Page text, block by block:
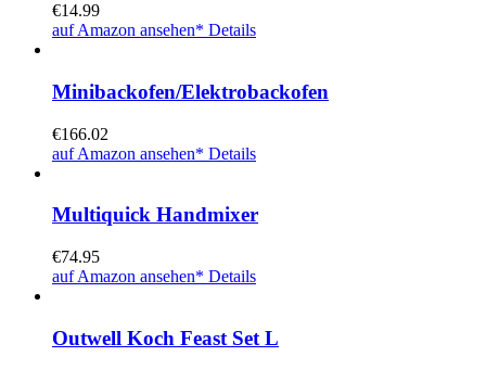
€14.99
auf Amazon ansehen* Details
Minibackofen/Elektrobackofen
€166.02
auf Amazon ansehen* Details
Multiquick Handmixer
€74.95
auf Amazon ansehen* Details
Outwell Koch Feast Set L